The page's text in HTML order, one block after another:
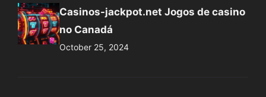
Casinos-jackpot.net Jogos de casino
no Canadá
October 25, 2024